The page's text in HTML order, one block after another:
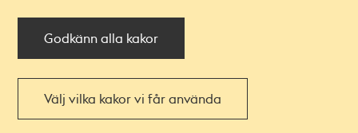
Godkänn alla kakor
Välj vilka kakor vi får använda